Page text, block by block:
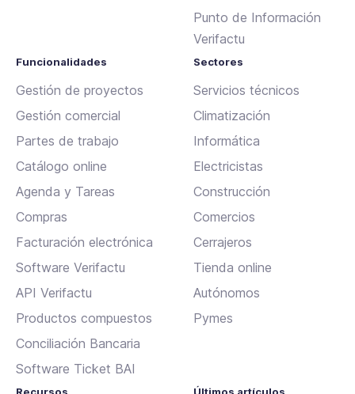
Punto de Información
Verifactu
Funcionalidades
Gestión de proyectos
Gestión comercial
Partes de trabajo
Catálogo online
Agenda y Tareas
Compras
Facturación electrónica
Software Verifactu
API Verifactu
Productos compuestos
Conciliación Bancaria
Software Ticket BAI
Sectores
Servicios técnicos
Climatización
Informática
Electricistas
Construcción
Comercios
Cerrajeros
Tienda online
Autónomos
Pymes